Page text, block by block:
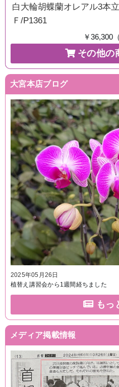
白大輪胡蝶蘭オレアル3本
Ｆ/P1361
￥36,300
その他の
大宮本店ブログ
2025年05月26日
植替え講習会から1週間経ちました
もっ
メディア掲載情報